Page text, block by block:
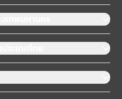
ทพมหานคร
ะเทศไทย